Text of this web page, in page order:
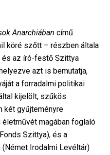
Anarchiában című
köré szőtt – részben általa
az író-festő Szittya
azt is bemutatja,
a forradalmi politikai
kijelölt, szűkös
két gyűjteményre
magában foglaló
Szittya), és a
Irodalmi Levéltár)